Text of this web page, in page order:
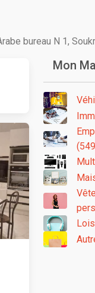
bureau N 1,
Mon